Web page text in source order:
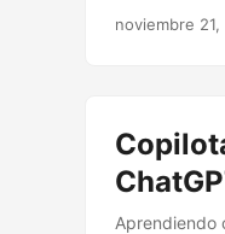
como tu
noviembre 21,
Aprendiendo